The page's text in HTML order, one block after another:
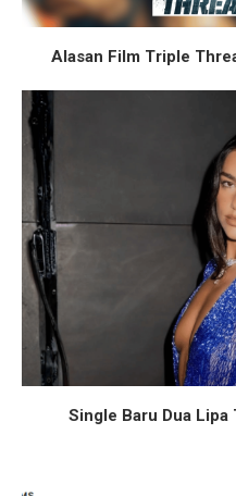
Alasan Film Triple
Single Baru Dua Lipa